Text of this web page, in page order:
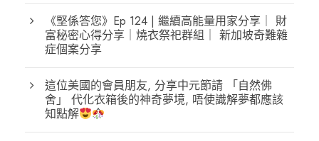
《堅係答您》Ep 124 | 繼續高能量用家分享｜ 財
富秘密心得分享｜燒衣祭祀群組｜ 新加坡奇難雜
症個案分享
這位美國的會員朋友, 分享中元節請 「自然佛
舍」 代化衣箱後的神奇夢境, 唔使識解夢都應該
知點解